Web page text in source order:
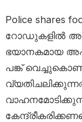
Police shares
റോഡുകളിൽ
ഭയാനകമായ
പങ്ക്